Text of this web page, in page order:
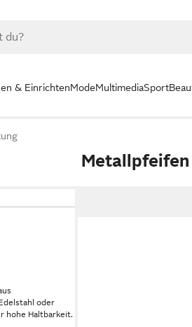
& EinrichtenModeMultimediaSport
Metallpfeifen
oder
hohe Haltbarkeit.